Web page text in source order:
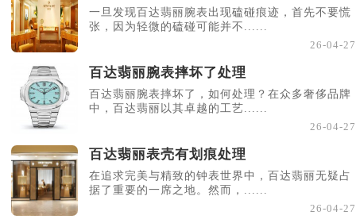
一旦发现百达翡丽腕表出现磕碰痕迹，首先不要慌
张，因为轻微的磕碰可能并不......
26-04-27
百达翡丽腕表摔坏了处理
百达翡丽腕表摔坏了，如何处理？在众多奢侈品牌
中，百达翡丽以其卓越的工艺......
26-04-27
百达翡丽表壳有划痕处理
在追求完美与精致的钟表世界中，百达翡丽无疑占
据了重要的一席之地。然而，......
26-04-27